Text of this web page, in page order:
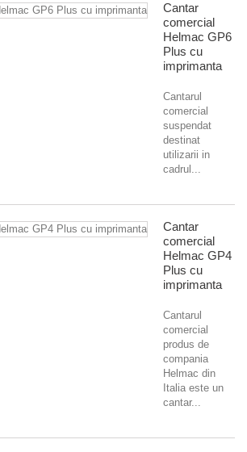
Cantar
comercial
Helmac GP6
Plus cu
imprimanta
Cantarul
comercial
suspendat
destinat
utilizarii in
cadrul...
Cantar
comercial
Helmac GP4
Plus cu
imprimanta
Cantarul
comercial
produs de
compania
Helmac din
Italia este un
cantar...